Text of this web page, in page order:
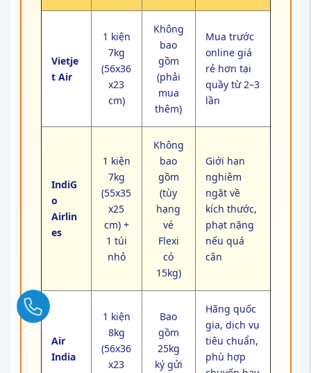
Vietje
t Air
1 kiện
7kg
(56x36
x23
cm)
Không
bao
gồm
(phải
mua
thêm)
Mua trước
online giá
rẻ hơn tại
quầy từ 2–3
lần
IndiG
o
Airlin
es
1 kiện
7kg
(55x35
x25
cm) +
1 túi
nhỏ
Không
bao
gồm
(tùy
hạng
vé
Flexi
có
15kg)
Giới hạn
nghiêm
ngặt về
kích thước,
phạt nặng
nếu quá
cân
Air
India
1 kiện
8kg
(56x36
x23
Bao
gồm
25kg
ký gửi
Hãng quốc
gia, dịch vụ
tiêu chuẩn,
phù hợp